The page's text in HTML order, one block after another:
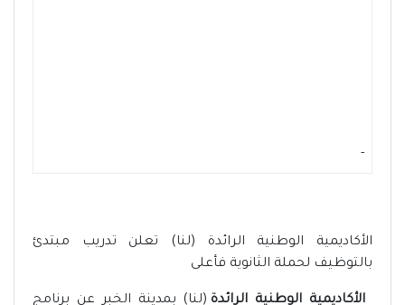
-
الأكاديمية الوطنية الرائدة (لنا) تعلن تدريب مبتدئ
بالتوظيف لحملة الثانوية فأعلى
الأكاديمية الوطنية الرائدة (لنا) بمدينة الخبر عن برنامج